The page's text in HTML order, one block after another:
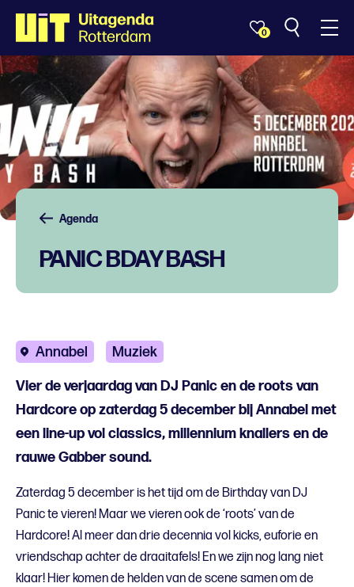
0
Agenda
PANIC BDAY BASH
Annabel Muziek
Vier de verjaardag van DJ Panic en de roots van
Hardcore op zaterdag 5 december bij Annabel met
een line-up vol classics, millennium knallers en de
rauwe Gabber sound.
Zaterdag 5 december is het tijd om de Birthday van DJ
Panic te vieren! Maar we vieren ook de ‘roots’ van de
Hardcore! Al meer dan drie decennia vol kicks, euforie en
vriendschap achter de draaitafels! En we zijn nog lang niet
klaar! Hier komen de helden van de scene samen om de